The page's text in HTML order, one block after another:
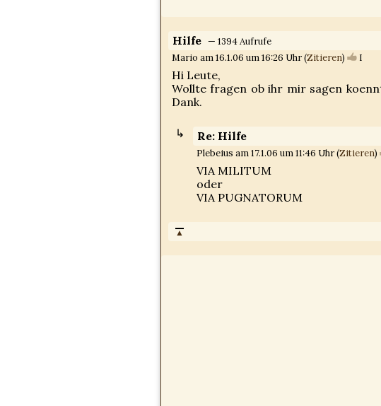
Hilfe — 1394 Aufrufe
Mario am 16.1.06 um 16:26 Uhr (Zitieren) I
Hi Leute,
Wollte fragen ob ihr mir sagen
Dank.
Re: Hilfe
Plebeius am 17.1.06 um 11:46 Uhr (Zitieren)
VIA MILITUM
oder
VIA PUGNATORUM
▲